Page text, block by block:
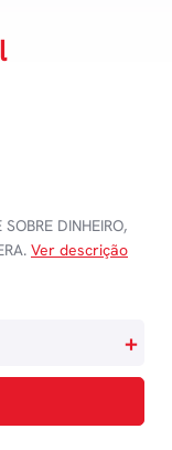
DINHEIRO,
Ver descrição
+